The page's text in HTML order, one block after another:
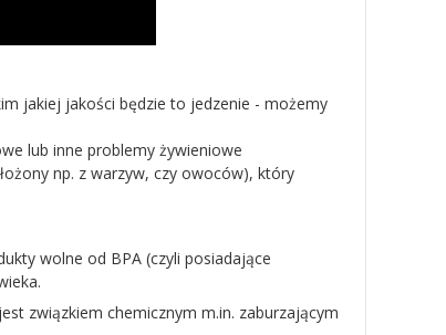
jakiej jakości będzie to jedzenie - możemy
lub inne problemy żywieniowe
np. z warzyw, czy owoców), który
wolne od BPA (czyli posiadające
związkiem chemicznym m.in. zaburzającym